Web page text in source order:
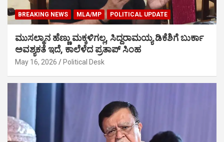
BREAKING NEWS MLA/MP POLITICAL UPDATE
ಮುಸಲ್ಮಾನ ಹೆಣ್ಣು ಮಕ್ಕಳಿಗಲ್ಲ, ಸಿದ್ದರಾಮಯ್ಯ ಡಿಕೆಶಿಗೆ ಬುರ್ಕಾ
ಅವಶ್ಯಕತೆ ಇದೆ, ಕಾಲೆಳೆದ ಪ್ರತಾಪ್ ಸಿಂಹ
May 16, 2026 Political Desk